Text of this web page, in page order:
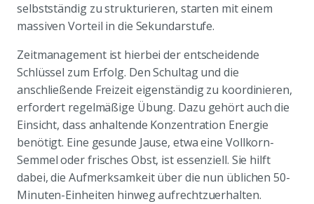
selbstständig zu strukturieren, starten mit einem
massiven Vorteil in die Sekundarstufe.
Zeitmanagement ist hierbei der entscheidende
Schlüssel zum Erfolg. Den Schultag und die
anschließende Freizeit eigenständig zu koordinieren,
erfordert regelmäßige Übung. Dazu gehört auch die
Einsicht, dass anhaltende Konzentration Energie
benötigt. Eine gesunde Jause, etwa eine Vollkorn-
Semmel oder frisches Obst, ist essenziell. Sie hilft
dabei, die Aufmerksamkeit über die nun üblichen 50-
Minuten-Einheiten hinweg aufrechtzuerhalten.